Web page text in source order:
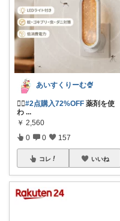
あいすくりーむ🍨
❤️‍🔥#2点購入72%OFF 薬剤を使
わ ...
￥ 2,560
0 0 157
コレ いいね